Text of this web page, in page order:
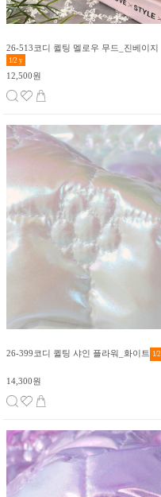
26-513코디 퀼팅 멜로우 무드_진베이지
1/2 y
12,500원
26-399코디 퀼팅 샤인 플라워_화이트 1/2
14,300원